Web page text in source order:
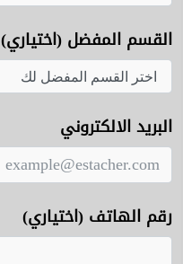
القسم المفضل (اختياري)
البريد الالكتروني
رقم الهاتف (اختياري)